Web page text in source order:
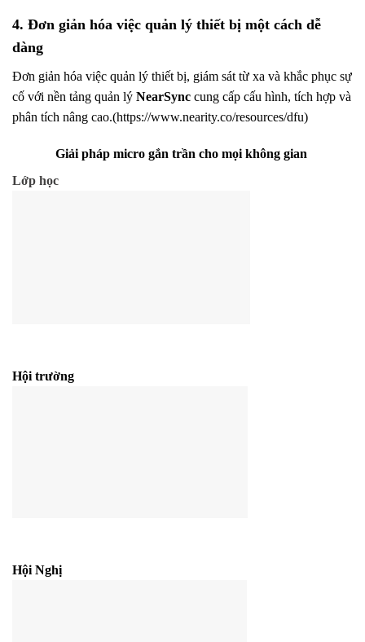
4. Đơn giản hóa việc quản lý thiết bị một cách dễ
dàng
Đơn giản hóa việc quản lý thiết bị, giám sát từ xa và khắc phục sự
cố với nền tảng quản lý NearSync cung cấp cấu hình, tích hợp và
phân tích nâng cao.(https://www.nearity.co/resources/dfu)
Giải pháp micro gắn trần cho mọi không gian
Lớp học
Hội trường
Hội Nghị